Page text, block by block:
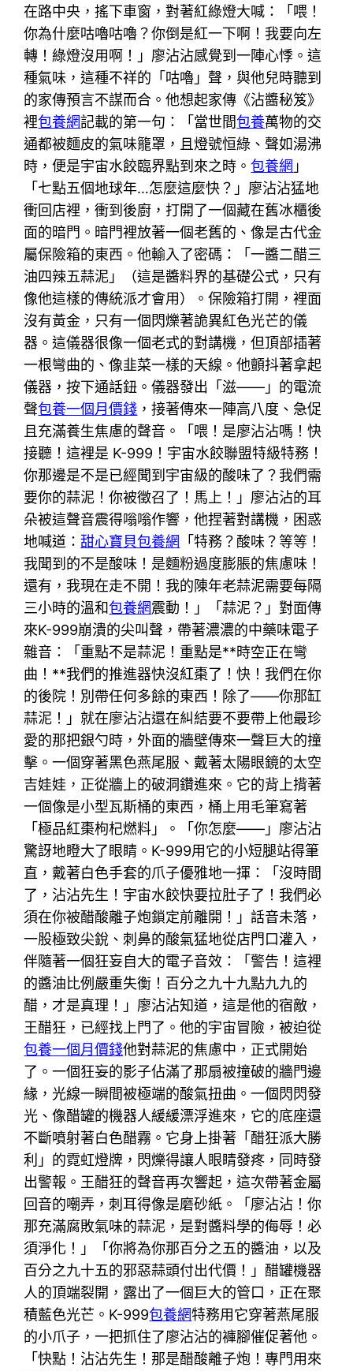
在路中央，搖下車窗，對著紅綠燈大喊：「喂！
你為什麼咕嚕咕嚕？你倒是紅一下啊！我要向左
轉！綠燈沒用啊！」廖沾沾感覺到一陣心悸。這
種氣味，這種不祥的「咕嚕」聲，與他兒時聽到
的家傳預言不謀而合。他想起家傳《沾醬秘笈》
裡包養網記載的第一句：「當世間包養萬物的交
通都被麵皮的氣味籠罩，且燈號恒綠、聲如湯沸
時，便是宇宙水餃臨界點到來之時。包養網 」
「七點五個地球年…怎麼這麼快？」廖沾沾猛地
衝回店裡，衝到後廚，打開了一個藏在舊冰櫃後
面的暗門。暗門裡放著一個老舊的、像是古代金
屬保險箱的東西。他輸入了密碼：「一醬二醋三
油四辣五蒜泥」（這是醬料界的基礎公式，只有
像他這樣的傳統派才會用）。保險箱打開，裡面
沒有黃金，只有一個閃爍著詭異紅色光芒的儀
器。這儀器很像一個老式的對講機，但頂部插著
一根彎曲的、像韭菜一樣的天線。他顫抖著拿起
儀器，按下通話鈕。儀器發出「滋——」的電流
聲包養一個月價錢 ，接著傳來一陣高八度、急促
且充滿養生焦慮的聲音。「喂！是廖沾沾嗎！快
接聽！這裡是 K-999！宇宙水餃聯盟特級特務！
你那邊是不是已經聞到宇宙級的酸味了？我們需
要你的蒜泥！你被徵召了！馬上！」廖沾沾的耳
朵被這聲音震得嗡嗡作響，他捏著對講機，困惑
地喊道：甜心寶貝包養網
「特務？酸味？等等！
我聞到的不是酸味！是麵粉過度膨脹的焦慮味！
還有，我現在走不開！我的陳年老蒜泥需要每隔
三小時的溫和包養網震動！」「蒜泥？」對面傳
來K-999崩潰的尖叫聲，帶著濃濃的中藥味電子
雜音：「重點不是蒜泥！重點是**時空正在彎
曲！**我們的推進器快沒紅棗了！快！我們在你
的後院！別帶任何多餘的東西！除了——你那缸
蒜泥！」就在廖沾沾還在糾結要不要帶上他最珍
愛的那把銀勺時，外面的牆壁傳來一聲巨大的撞
擊。一個穿著黑色燕尾服、戴著太陽眼鏡的太空
吉娃娃，正從牆上的破洞鑽進來。它的背上揹著
一個像是小型瓦斯桶的東西，桶上用毛筆寫著
「極品紅棗枸杞燃料」。「你怎麼——」廖沾沾
驚訝地瞪大了眼睛。K-999用它的小短腿站得筆
直，戴著白色手套的爪子優雅地一揮：「沒時間
了，沾沾先生！宇宙水餃快要拉肚子了！我們必
須在你被醋酸離子炮鎖定前離開！」話音未落，
一股極致尖銳、刺鼻的酸氣猛地從店門口灌入，
伴隨著一個狂妄自大的電子音效：「警告！這裡
的醬油比例嚴重失衡！百分之九十九點九九的
醋，才是真理！」廖沾沾知道，這是他的宿敵，
王醋狂，已經找上門了。他的宇宙冒險，被迫從
包養一個月價錢他對蒜泥的焦慮中，正式開始
了。一個狂妄的影子佔滿了那扇被撞破的牆門邊
緣，光線一瞬間被極端的酸氣扭曲。一個閃閃發
光、像醋罐的機器人緩緩漂浮進來，它的底座還
不斷噴射著白色醋霧。它身上掛著「醋狂派大勝
利」的霓虹燈牌，閃爍得讓人眼睛發疼，同時發
出警報。王醋狂的聲音再次響起，這次帶著金屬
回音的嘲弄，刺耳得像是磨砂紙。「廖沾沾！你
那充滿腐敗氣味的蒜泥，是對醬料學的侮辱！必
須淨化！」「你將為你那百分之五的醬油，以及
百分之九十五的邪惡蒜頭付出代價！」醋罐機器
人的頂端裂開，露出了一個巨大的管口，正在聚
積藍色光芒。K-999包養網特務用它穿著燕尾服
的小爪子，一把抓住了廖沾沾的褲腳催促著他。
「快點！沾沾先生！那是醋酸離子炮！專門用來